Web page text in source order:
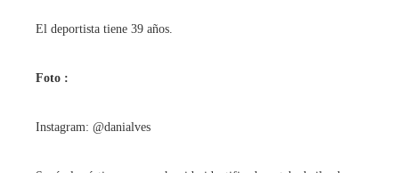
El deportista tiene 39 años.
Foto :
Instagram: @danialves